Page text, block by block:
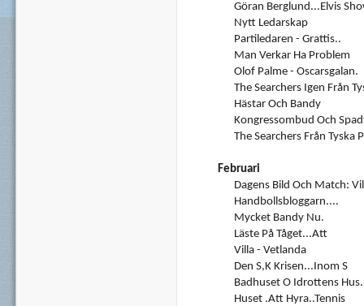
Göran Berglund...Elvis
Nytt Ledarskap
Partiledaren - Grattis..
Man Verkar Ha Problem
Olof Palme - Oscarsgalan.
The Searchers Igen Från
Hästar Och Bandy
Kongressombud Och
The Searchers Från
Februari
Dagens Bild Och Match:
Handbollsbloggarn....
Mycket Bandy Nu.
Läste På Tåget...att
Villa - Vetlanda
Den S,k Krisen...inom S
Badhuset O Idrottens Hus.
Huset .att Hyra..Tennis